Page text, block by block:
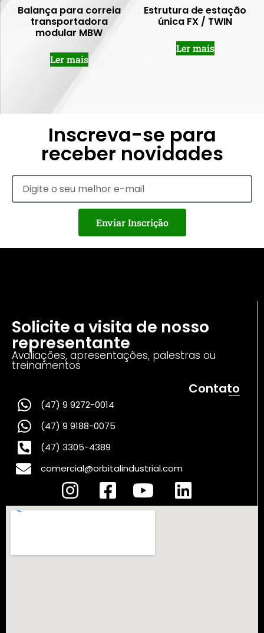
Balança para correia
transportadora
modular MBW
Ler mais
Estrutura de estação
única FX / TWIN
Ler mais
Inscreva-se para
receber novidades
Enviar Inscrição
Solicite a visita de nosso
representante
Avaliações, apresentações, palestras ou
treinamentos
Contato
(47) 9 9272-0014
(47) 9 9188-0075
(47) 3305-4389
comercial@orbitalindustrial.com